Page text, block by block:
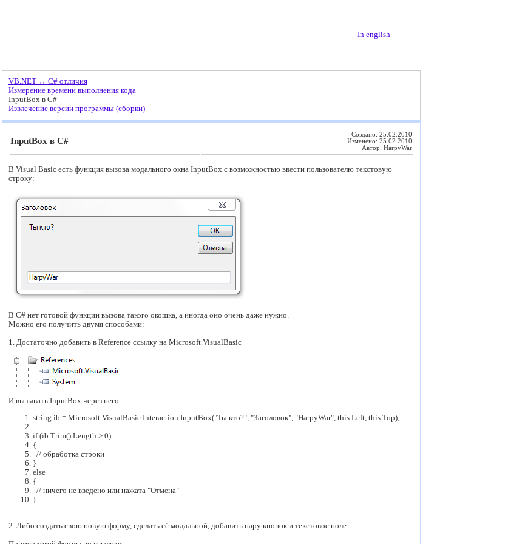
In english
VB.NET ↔ C# отличия
Измерение времени выполнения кода
InputBox в C#
Извлечение версии программы (сборки)
InputBox в C#
Создано: 25.02.2010
Изменено: 25.02.2010
Автор: HarpyWar
В Visual Basic есть функция вызова модального окна InputBox с возможностью ввести пользователю текстовую
строку:
В C# нет готовой функции вызова такого окошка, а иногда оно очень даже нужно.
Можно его получить двумя способами:
1. Достаточно добавить в Reference ссылку на Microsoft.VisualBasic
И вызывать InputBox через него:
string ib = Microsoft.VisualBasic.Interaction.InputBox("Ты кто?" "Заголовок" "HarpyWar" this .Left, this .Top);
if(ib.Trim().Length > 0)
{
// обработка строки
}
else
{
// ничего не введено или нажата "Отмена"
}
2. Либо создать свою новую форму, сделать её модальной, добавить пару кнопок и текстовое поле.